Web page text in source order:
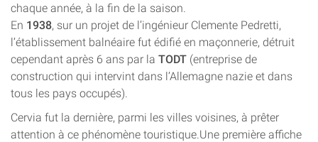
chaque année, à la fin de la saison.
En 1938, sur un projet de l’ingénieur Clemente Pedretti,
l’établissement balnéaire fut édifié en maçonnerie, détruit
cependant après 6 ans par la TODT (entreprise de
construction qui intervint dans l’Allemagne nazie et dans
tous les pays occupés).
Cervia fut la dernière, parmi les villes voisines, à prêter
attention à ce phénomène touristique.Une première affiche